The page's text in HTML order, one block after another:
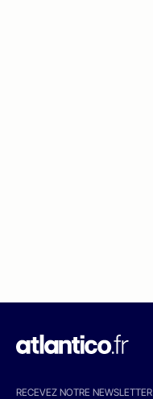
RECEVEZ NOTRE NEWSLETTER